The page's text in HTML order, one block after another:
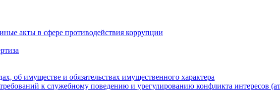
акты в сфере противодействия коррупции
об имуществе и обязательствах имущественного характера
к служебному поведению и урегулированию конфликта интересов